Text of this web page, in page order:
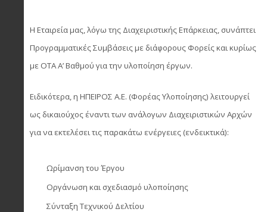
Η Εταιρεία μας, λόγω της Διαχειριστικής Επάρκειας, συνάπτει
Προγραμματικές Συμβάσεις με διάφορους Φορείς και κυρίως
με ΟΤΑ Α’ Βαθμού για την υλοποίηση έργων.
Ειδικότερα, η ΗΠΕΙΡΟΣ Α.Ε. (Φορέας Υλοποίησης) λειτουργεί
ως δικαιούχος έναντι των ανάλογων Διαχειριστικών Αρχών
για να εκτελέσει τις παρακάτω ενέργειες (ενδεικτικά):
Ωρίμανση του Έργου
Οργάνωση και σχεδιασμό υλοποίησης
Σύνταξη Τεχνικού Δελτίου